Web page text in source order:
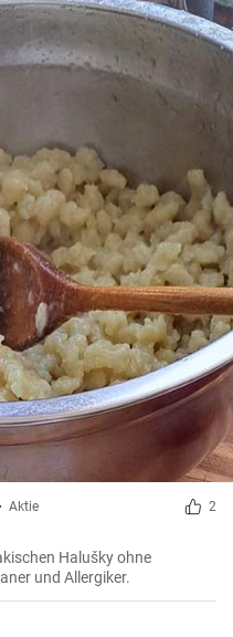
Aktie 2
Halušky ohne
und Allergiker.